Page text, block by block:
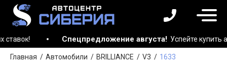
Спецпредложение августа!Успейте купить
Главная Автомобили BRILLIANCE V3 1633